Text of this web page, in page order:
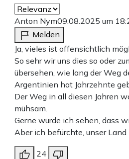
Anton Nym09.08.2025 um
Melden
Ja, vieles ist offensichtlich
So sehr wir uns dies so oder
übersehen, wie lang der Weg
Argentinien hat Jahrzehnte
Der Weg in all diesen Jahren
mühsam.
Gerne würde ich sehen, dass
Aber ich befürchte, unser
24